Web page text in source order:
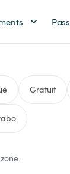
Pass
Gratuit